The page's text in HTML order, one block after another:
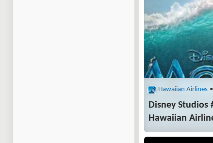
Hawaiian Airlines
Disney Studios
Hawaiian